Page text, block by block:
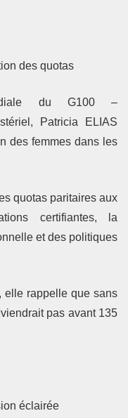
des quotas
du G100 –
Patricia ELIAS
des femmes dans les
quotas paritaires aux
certifiantes, la
et des politiques
elle rappelle que sans
pas avant 135
éclairée